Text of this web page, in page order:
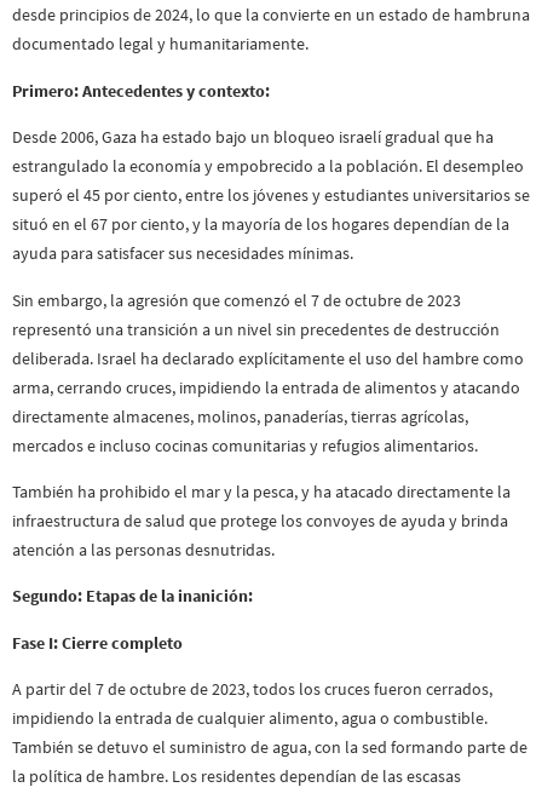
desde principios de 2024, lo que la convierte en un estado de hambruna
documentado legal y humanitariamente.
Primero: Antecedentes y contexto:
Desde 2006, Gaza ha estado bajo un bloqueo israelí gradual que ha
estrangulado la economía y empobrecido a la población. El desempleo
superó el 45 por ciento, entre los jóvenes y estudiantes universitarios se
situó en el 67 por ciento, y la mayoría de los hogares dependían de la
ayuda para satisfacer sus necesidades mínimas.
Sin embargo, la agresión que comenzó el 7 de octubre de 2023
representó una transición a un nivel sin precedentes de destrucción
deliberada. Israel ha declarado explícitamente el uso del hambre como
arma, cerrando cruces, impidiendo la entrada de alimentos y atacando
directamente almacenes, molinos, panaderías, tierras agrícolas,
mercados e incluso cocinas comunitarias y refugios alimentarios.
También ha prohibido el mar y la pesca, y ha atacado directamente la
infraestructura de salud que protege los convoyes de ayuda y brinda
atención a las personas desnutridas.
Segundo: Etapas de la inanición:
Fase I: Cierre completo
A partir del 7 de octubre de 2023, todos los cruces fueron cerrados,
impidiendo la entrada de cualquier alimento, agua o combustible.
También se detuvo el suministro de agua, con la sed formando parte de
la política de hambre. Los residentes dependían de las escasas